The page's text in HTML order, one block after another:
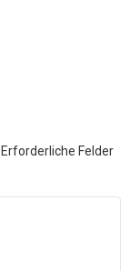
Erforderliche Felder